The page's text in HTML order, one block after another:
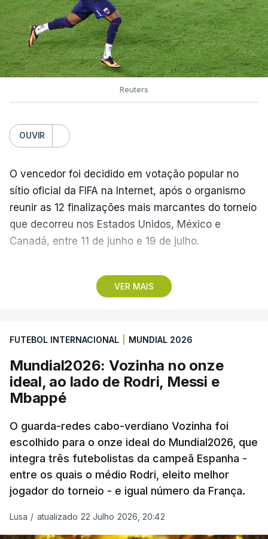
Reuters
OUVIR
VER MAIS
O vencedor foi decidido em votação popular no
sítio oficial da FIFA na Internet, após o organismo
reunir as 12 finalizações mais marcantes do torneio
que decorreu nos Estados Unidos, México e
Canadá, entre 11 de junho e 19 de julho.
Lopes Cabral conquistou o prémio graças ao
remate de pé direito que colocou a bola no ângulo
“Foi simplesmente surreal”, disse à FIFA o jogador
dos turcos do Trabzonspor, recordando o momento
que fez Cabo Verde sonhar alto na sua primeira
participação numa fase final de um Mundial.
O ex-lateral do Benfica considerou que o galardão
“é um enorme orgulho e um reconhecimento que
qualquer jogador gostaria de ter”.
FUTEBOL INTERNACIONAL MUNDIAL 2026
Mundial2026: Vozinha no onze
ideal, ao lado de Rodri, Messi e
Mbappé
O guarda-redes cabo-verdiano Vozinha foi
escolhido para o onze ideal do Mundial2026, que
integra três futebolistas da campeã Espanha -
entre os quais o médio Rodri, eleito melhor
jogador do torneio - e igual número da França.
Lusa / atualizado 22 Julho 2026, 20:42